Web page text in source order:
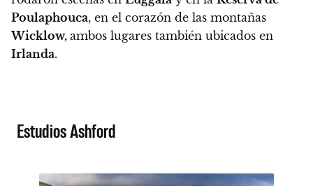
Poulaphouca, en el corazón de las montañas
Wicklow, ambos lugares también ubicados en
Irlanda.
Estudios Ashford